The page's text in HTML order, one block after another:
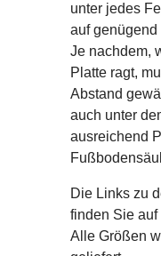
unter jedes
auf genügend
Je nachdem,
Platte ragt,
Abstand
auch unter
ausreichend
Die Links zu
finden Sie auf
Alle Größen